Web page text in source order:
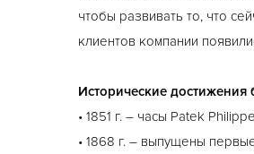
чтобы развивать то, что
клиентов компании
Исторические достижения
• 1851 г. – часы Patek
• 1868 г. – выпущены